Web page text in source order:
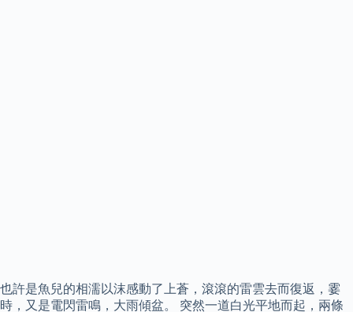
也許是魚兒的相濡以沫感動了上蒼，滾滾的雷雲去而復返，霎
時，又是電閃雷鳴，大雨傾盆。 突然一道白光平地而起，兩條